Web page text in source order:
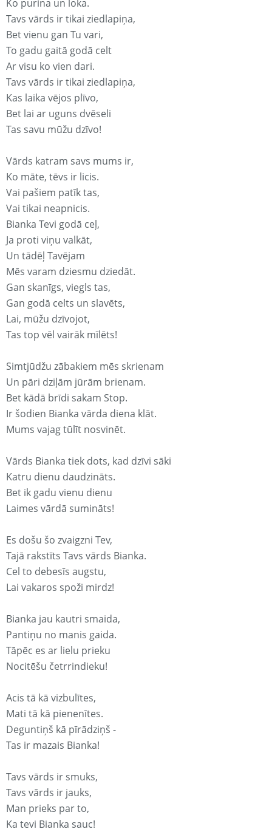
Ko purina un loka.
Tavs vārds ir tikai ziedlapiņa,
Bet vienu gan Tu vari,
To gadu gaitā godā celt
Ar visu ko vien dari.
Tavs vārds ir tikai ziedlapiņa,
Kas laika vējos plīvo,
Bet lai ar uguns dvēseli
Tas savu mūžu dzīvo!
Vārds katram savs mums ir,
Ko māte, tēvs ir licis.
Vai pašiem patīk tas,
Vai tikai neapnicis.
Bianka Tevi godā ceļ,
Ja proti viņu valkāt,
Un tādēļ Tavējam
Mēs varam dziesmu dziedāt.
Gan skanīgs, viegls tas,
Gan godā celts un slavēts,
Lai, mūžu dzīvojot,
Tas top vēl vairāk mīlēts!
Simtjūdžu zābakiem mēs skrienam
Un pāri dziļām jūrām brienam.
Bet kādā brīdi sakam Stop.
Ir šodien Bianka vārda diena klāt.
Mums vajag tūlīt nosvinēt.
Vārds Bianka tiek dots, kad dzīvi sāki
Katru dienu daudzināts.
Bet ik gadu vienu dienu
Laimes vārdā sumināts!
Es došu šo zvaigzni Tev,
Tajā rakstīts Tavs vārds Bianka.
Cel to debesīs augstu,
Lai vakaros spoži mirdz!
Bianka jau kautri smaida,
Pantiņu no manis gaida.
Tāpēc es ar lielu prieku
Nocitēšu četrrindieku!
Acis tā kā vizbulītes,
Mati tā kā pienenītes.
Deguntiņš kā pīrādziņš -
Tas ir mazais Bianka!
Tavs vārds ir smuks,
Tavs vārds ir jauks,
Man prieks par to,
Ka tevi Bianka sauc!